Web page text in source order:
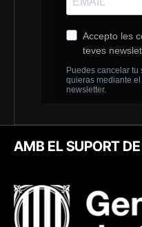
AMB EL SUPORT DE